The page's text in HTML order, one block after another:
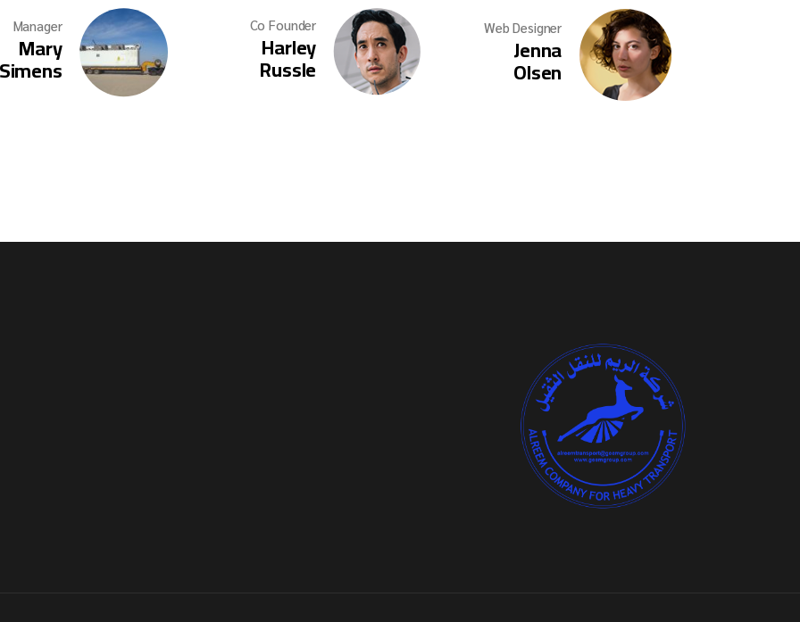
Manager
Mary
Simens
Co Founder
Harley
Russle
Web Designer
Jenna
Olsen